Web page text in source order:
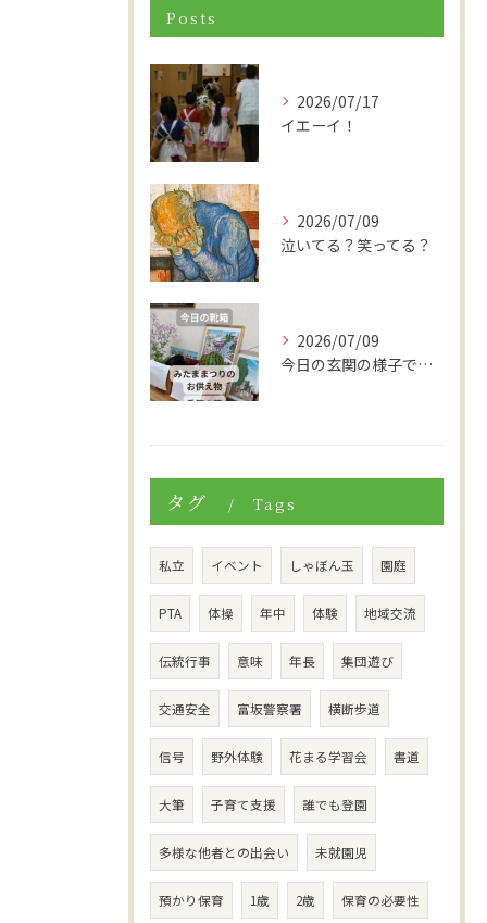
Posts
2026/07/17
イエーイ！
2026/07/09
泣いてる？笑ってる？
2026/07/09
今日の玄関の様子です。
タグ Tags
私立 イベント しゃぼん玉 園庭
PTA 体操 年中 体験 地域交流
伝統行事 意味 年長 集団遊び
交通安全 富坂警察署 横断歩道
信号 野外体験 花まる学習会 書道
大筆 子育て支援 誰でも登園
多様な他者との出会い 未就園児
預かり保育 1歳 2歳 保育の必要性